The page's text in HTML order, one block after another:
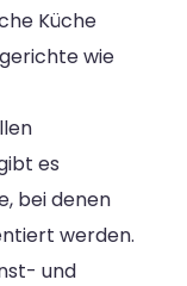
Küche
wie
es
bei denen
werden.
und